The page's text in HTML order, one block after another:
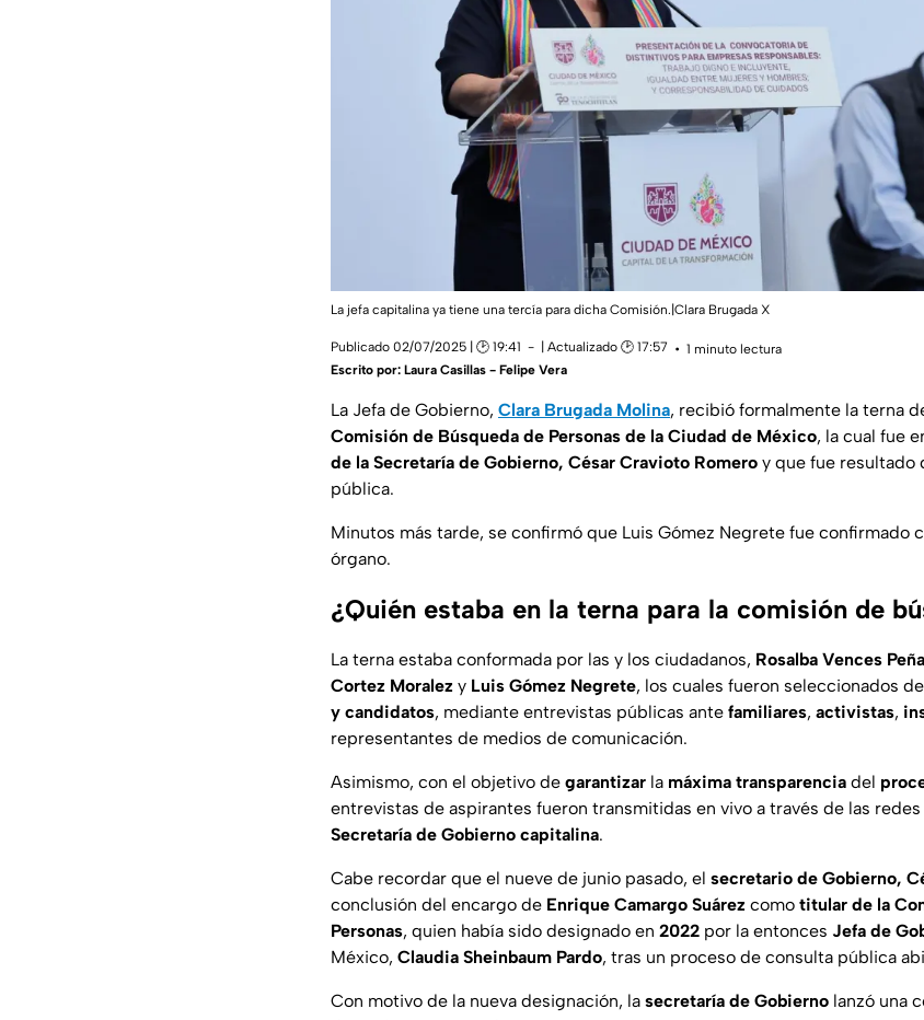
La jefa capitalina ya tiene una tercía para dicha Comisión.|Clara Brugada X
Publicado 02/07/2025 | 🕑 19:41 | Actualizado 🕑 17:57
1 minuto lectura
Escrito por: Laura Casillas - Felipe Vera
La Jefa de Gobierno, Clara Brugada Molina, recibió formalmente la terna
Comisión de Búsqueda de Personas de la Ciudad de México, la cual fue
de la Secretaría de Gobierno, César Cravioto Romero y que fue resultado
pública.
Minutos más tarde, se confirmó que Luis Gómez Negrete fue confirmado
órgano.
¿Quién estaba en la terna para la comisión de
La terna estaba conformada por las y los ciudadanos, Rosalba Vences Peña
Cortez Moralez y Luis Gómez Negrete, los cuales fueron seleccionados
y candidatos, mediante entrevistas públicas ante familiares, activistas,
representantes de medios de comunicación.
Asimismo, con el objetivo de garantizar la máxima transparencia del
entrevistas de aspirantes fueron transmitidas en vivo a través de las
Secretaría de Gobierno capitalina.
Cabe recordar que el nueve de junio pasado, el secretario de Gobierno,
conclusión del encargo de Enrique Camargo Suárez como titular de la
Personas, quien había sido designado en 2022 por la entonces Jefa de
México, Claudia Sheinbaum Pardo, tras un proceso de consulta pública
Con motivo de la nueva designación, la secretaría de Gobierno lanzó una